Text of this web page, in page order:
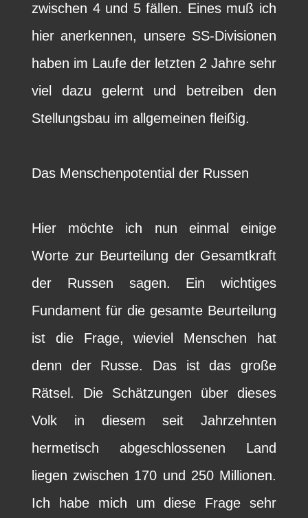
zwischen 4 und 5 fällen. Eines muß ich
hier anerkennen, unsere SS-Divisionen
haben im Laufe der letzten 2 Jahre sehr
viel dazu gelernt und betreiben den
Stellungsbau im allgemeinen fleißig.
Das Menschenpotential der Russen
Hier möchte ich nun einmal einige
Worte zur Beurteilung der Gesamtkraft
der Russen sagen. Ein wichtiges
Fundament für die gesamte Beurteilung
ist die Frage, wieviel Menschen hat
denn der Russe. Das ist das große
Rätsel. Die Schätzungen über dieses
Volk in diesem seit Jahrzehnten
hermetisch abgeschlossenen Land
liegen zwischen 170 und 250 Millionen.
Ich habe mich um diese Frage sehr